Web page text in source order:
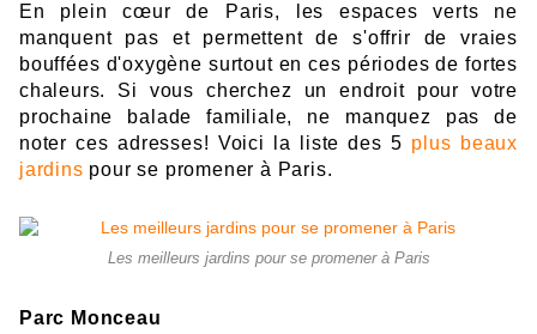
En plein cœur de Paris, les espaces verts ne
manquentpas et permettent des'offrir de vraies
bouffées d'oxygène surtouten ces périodes de fortes
chaleurs. Si vous cherchez un endroit pour votre
prochaine balade familiale, ne manquez pas de
noter ces adresses! Voici a liste des 5 plus beaux
jardins pourse promener à Paris.
Les meilleurs jardins pour se promener à Paris
Parc Monceau